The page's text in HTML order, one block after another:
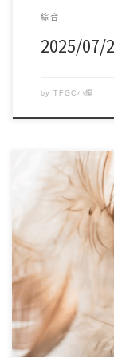
綜合
2025/07/
by TFGC小編
金夏中長老擔任韓
跪在神面前禱告而